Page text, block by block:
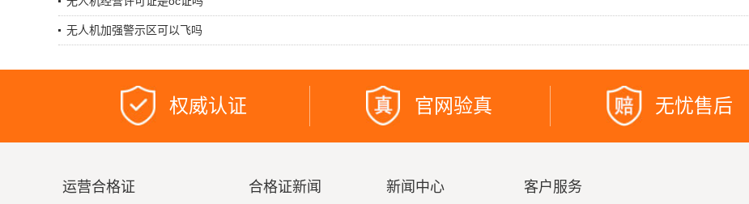
无人机加强警示区可以飞吗
权威认证 官网验真 无忧售后
运营合格证 合格证新闻 新闻中心 客户服务